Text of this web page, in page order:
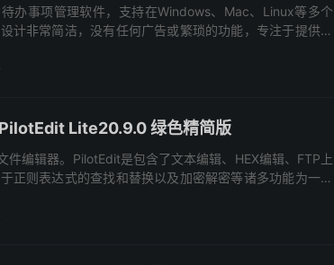
办事项管理软件，支持在Windows、Mac、Linux等多个
计非常简洁，没有任何广告或繁琐的功能，专注于提供高
Lite20.9.0 绿色精简版
件编辑器。PilotEdit是包含了文本编辑、HEX编辑、FTP上
正则表达式的查找和替换以及加密解密等诸多功能为一体